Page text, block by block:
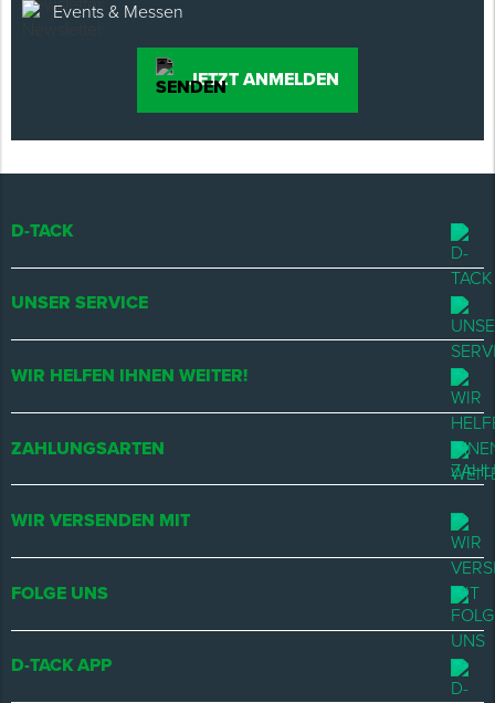
Events & Messen
JETZT ANMELDEN
D-TACK
UNSER SERVICE
WIR HELFEN IHNEN WEITER!
ZAHLUNGSARTEN
WIR VERSENDEN MIT
FOLGE UNS
D-TACK APP